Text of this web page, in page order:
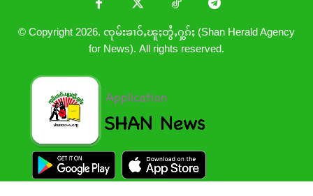
© Copyright 2026. ၸုမ်းၶၢဝ်ႇၽူႈတွႆႇႁွၵ်ႈ (Shan Herald Agency
for News). All rights reserved.